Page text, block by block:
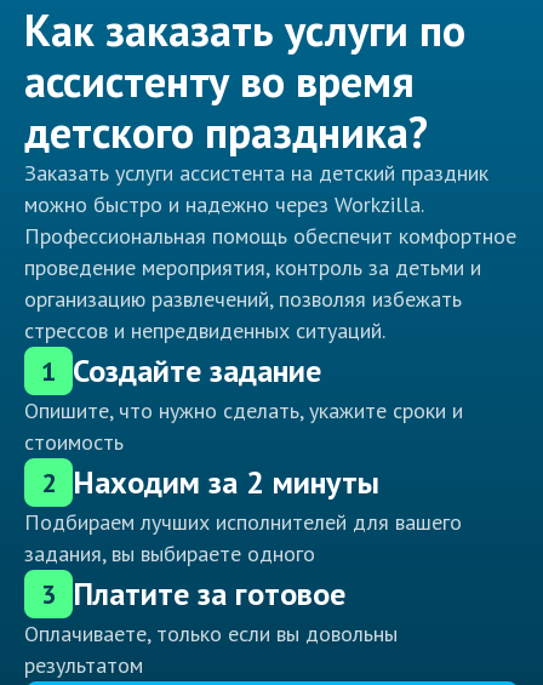
Как заказать услуги по
ассистенту во время
детского праздника?
Заказать услуги ассистента на детский праздник
можно быстро и надежно через Workzilla.
Профессиональная помощь обеспечит комфортное
проведение мероприятия, контроль за детьми и
организацию развлечений, позволяя избежать
стрессов и непредвиденных ситуаций.
1 Создайте задание
Опишите, что нужно сделать, укажите сроки и
стоимость
2 Находим за 2 минуты
Подбираем лучших исполнителей для вашего
задания, вы выбираете одного
3 Платите за готовое
Оплачиваете, только если вы довольны
результатом